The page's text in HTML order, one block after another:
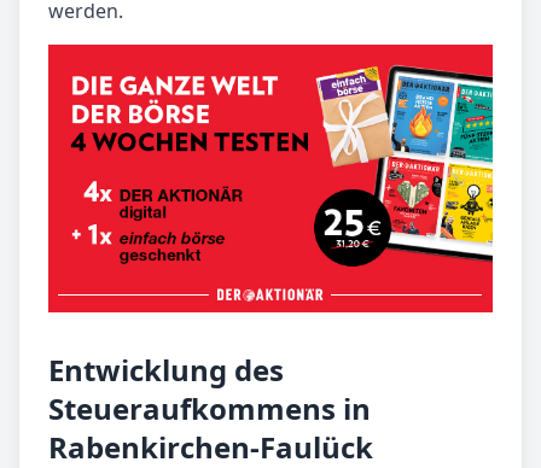
werden.
Entwicklung des
Steueraufkommens in
Rabenkirchen-Faulück